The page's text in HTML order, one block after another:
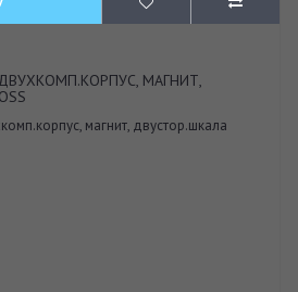
МАГНИТ,
магнит, двустор.шкала